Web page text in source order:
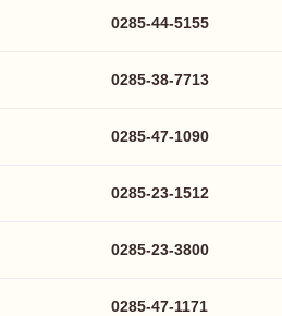
0285-44-5155
0285-38-7713
0285-47-1090
0285-23-1512
0285-23-3800
0285-47-1171